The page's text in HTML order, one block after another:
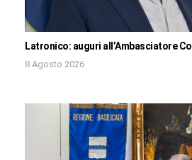
Latronico: auguri all’Ambasciatore
8 Agosto 2026